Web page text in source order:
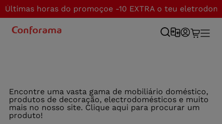
Últimas horas do promoçoe -10 EXTRA o teu
Encontre uma vasta gama de mobiliário doméstico,
produtos de decoração, electrodomésticos e muito
mais no nosso site. Clique aqui para procurar um
produto!